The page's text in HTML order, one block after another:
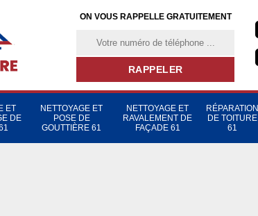
ON VOUS RAPPELLE GRATUITEMENT
ET
DE
NETTOYAGE ET
POSE DE
GOUTTIÈRE 61
NETTOYAGE ET
RAVALEMENT DE
FAÇADE 61
RÉPARATION
DE TOITURE
61